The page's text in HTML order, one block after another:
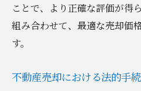
ことで、より正確な評価が得
組み合わせて、最適な売却価
す。
不動産売却における法的手